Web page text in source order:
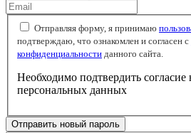
Отправляя форму, я принимаю
подтверждаю, что ознакомлен и согласен с
конфиденциальности данного сайта.
Необходимо подтвердить согласие
персональных данных
Отправить новый пароль